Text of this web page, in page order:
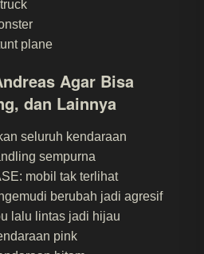
plane
Agar Bisa
dan Lainnya
seluruh kendaraan
sempurna
mobil tak terlihat
berubah jadi agresif
lalu lintas jadi hijau
pink